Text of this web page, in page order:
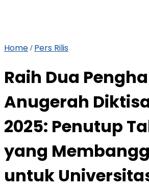
Home / Pers Rilis
Raih Dua
Anugerah
2025: Penutup
yang
untuk